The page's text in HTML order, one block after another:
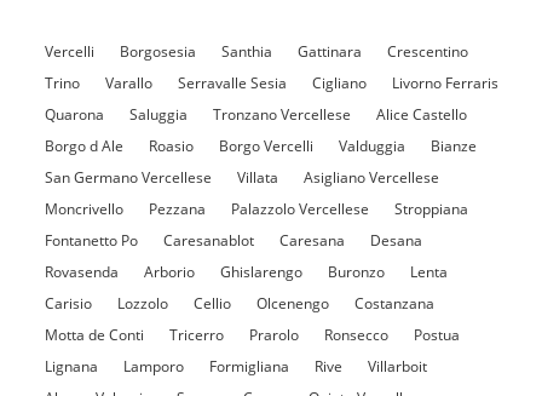
Vercelli Borgosesia Santhia Gattinara
Crescentino
Trino
Varallo Serravalle Sesia Cigliano
Livorno Ferraris
Quarona
Saluggia Tronzano Vercellese
Alice Castello
Borgo d Ale
Roasio Borgo Vercelli Valduggia
Bianze
San Germano Vercellese
Villata
Asigliano Vercellese
Moncrivello
Pezzana Palazzolo Vercellese
Stroppiana
Fontanetto Po
Caresanablot Caresana
Desana
Rovasenda
Arborio Ghislarengo Buronzo
Lenta
Carisio
Lozzolo Cellio Olcenengo
Costanzana
Motta de Conti
Tricerro Prarolo Ronsecco
Postua
Lignana
Lamporo Formigliana Rive
Villarboit